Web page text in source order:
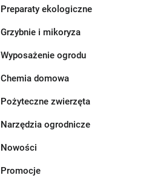
Preparaty ekologiczne
Grzybnie i mikoryza
Wyposażenie ogrodu
Chemia domowa
Pożyteczne zwierzęta
Narzędzia ogrodnicze
Nowości
Promocje